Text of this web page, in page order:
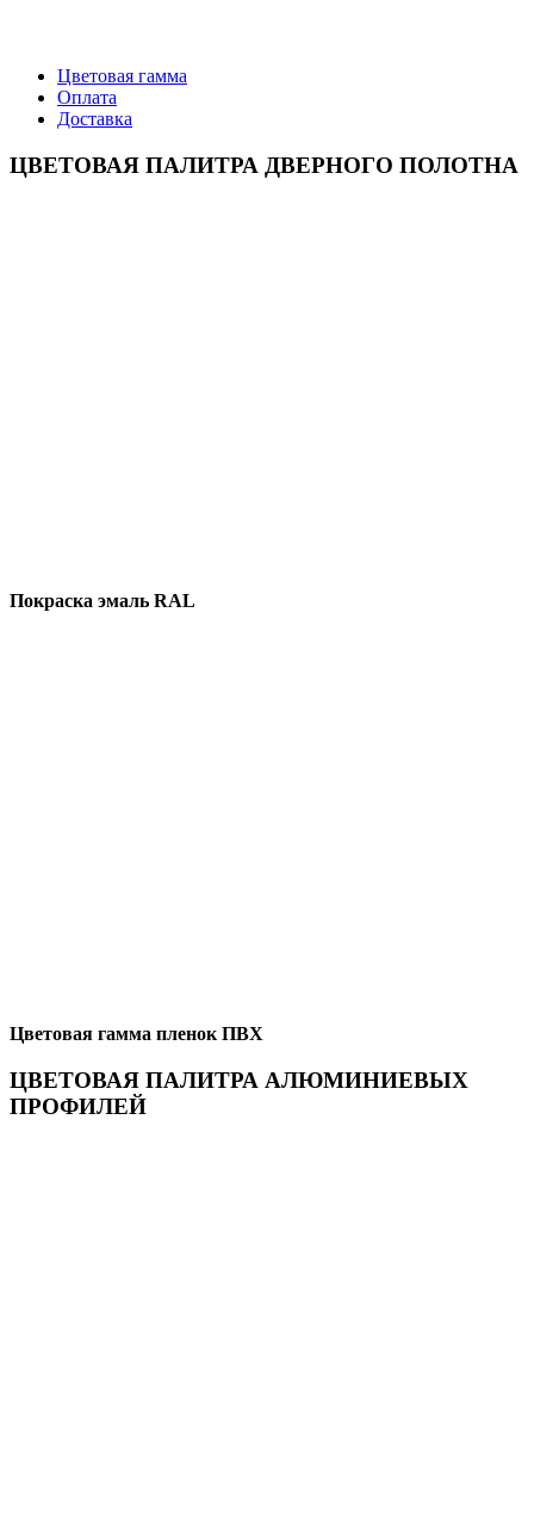
Цветовая гамма
Оплата
Доставка
ЦВЕТОВАЯ ПАЛИТРА ДВЕРНОГО ПОЛОТНА
Покраска эмаль RAL
Цветовая гамма пленок ПВХ
ЦВЕТОВАЯ ПАЛИТРА АЛЮМИНИЕВЫХ
ПРОФИЛЕЙ